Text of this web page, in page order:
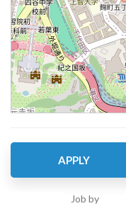
APPLY
Job by